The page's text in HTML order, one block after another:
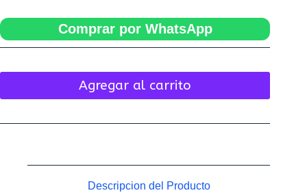
Comprar por WhatsApp
Agregar al carrito
Descripcion del Producto